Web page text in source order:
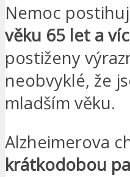
Nemoc
věku 65 let a
postiženy
neobvyklé, že
mladším věku.
Alzheimerova
krátkodobou